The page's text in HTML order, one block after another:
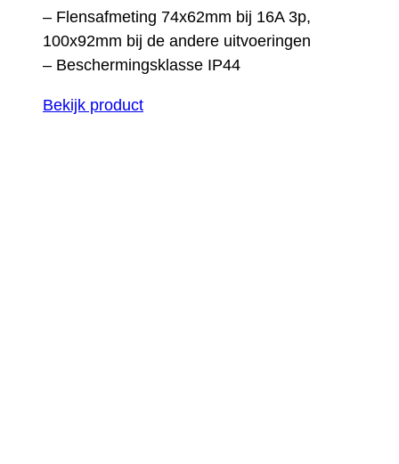
– Flensafmeting 74x62mm bij 16A 3p,
100x92mm bij de andere uitvoeringen
– Beschermingsklasse IP44
Bekijk product